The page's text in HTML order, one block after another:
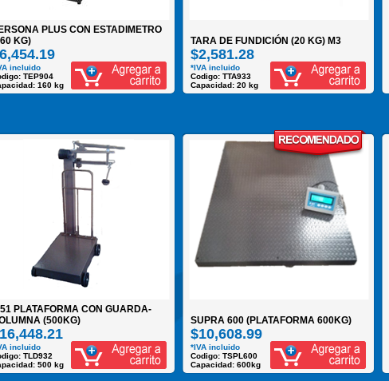
PLUS CON ESTADIMETRO
KG)
incluido
TEP904
160 kg
TARA DE FUNDICIÓN (20 KG) M3
$2,581.28
*IVA incluido
Codigo: TTA933
Capacidad: 20 kg
PLATAFORMA CON GUARDA-
(500KG)
incluido
TLD932
500 kg
SUPRA 600 (PLATAFORMA 600KG)
$10,608.99
*IVA incluido
Codigo: TSPL600
Capacidad: 600kg